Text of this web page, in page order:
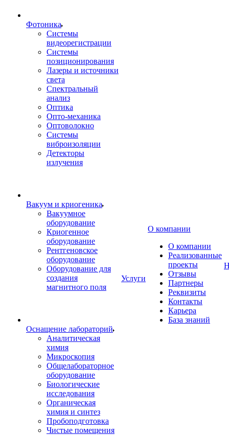
Фотоника
Cистемы
видеорегистрации
Системы
позиционирования
Лазеры и источники
света
Спектральный
анализ
Оптика
Опто-механика
Оптоволокно
Системы
виброизоляции
Детекторы
излучения
Вакуум и криогеника
Вакуумное
оборудование
Криогенное
оборудование
Рентгеновское
оборудование
Оборудование для
создания
магнитного поля
Оснащение лабораторий
Аналитическая
химия
Микроскопия
Общелабораторное
оборудование
Биологические
исследования
Органическая
химия и синтез
Пробоподготовка
Чистые помещения
Услуги
О компании
О компании
Реализованные
проекты
Отзывы
Партнеры
Реквизиты
Контакты
Карьера
База знаний